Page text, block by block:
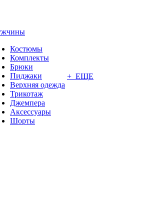
Костюмы
Комплекты
Брюки
Пиджаки
Верхняя одежда
Трикотаж
Джемпера
Аксессуары
Шорты
+ ЕЩЕ